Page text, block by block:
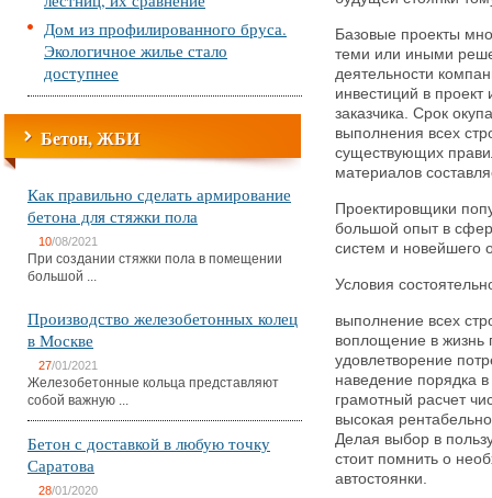
Дом из профилированного бруса.
Экологичное жилье стало
доступнее
Бетон, ЖБИ
Как правильно сделать армирование
бетона для стяжки пола
10/08/2021
При создании стяжки пола в помещении
большой ...
Производство железобетонных колец
в Москве
27/01/2021
Железобетонные кольца представляют
собой важную ...
Бетон с доставкой в любую точку
Саратова
28/01/2020
Базовые проекты
теми или иными
деятельности
инвестиций в
заказчика. Срок
выполнения всех
существующих
материалов
Проектировщики
большой опыт в
систем и новейшего
Условия
выполнение всех
воплощение в жизнь
удовлетворение
наведение порядка
грамотный расчет
высокая
Делая выбор в
стоит помнить о
автостоянки.